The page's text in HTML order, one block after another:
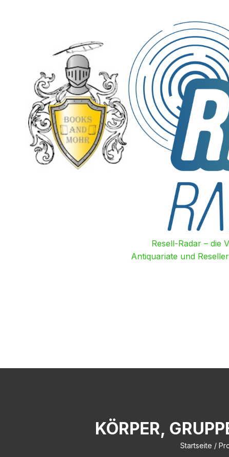
Resell-Radar – die
Antiquariate und
KÖRPER,
Startseite /